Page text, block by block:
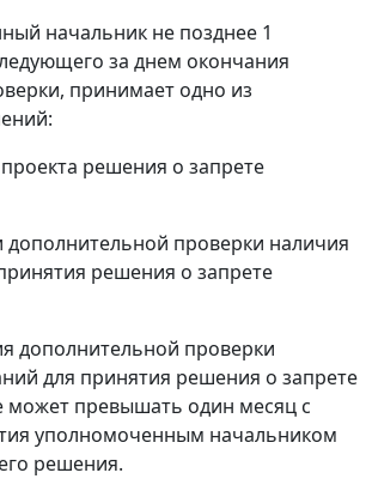
начальник не позднее 1
за днем окончания
принимает одно из
решения о запрете
дополнительной проверки наличия
решения о запрете
дополнительной проверки
для принятия решения о запрете
может превышать один месяц с
уполномоченным начальником
решения.